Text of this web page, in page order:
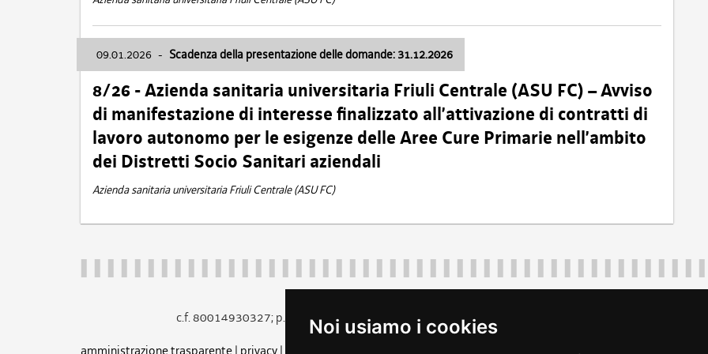
Noi usiamo i cookies
09.01.2026 - Scadenza della presentazione delle domande: 31.12.2026
8/26 - Azienda sanitaria universitaria Friuli Centrale (ASU FC) – Avviso
di manifestazione di interesse finalizzato all’attivazione di contratti di
lavoro autonomo per le esigenze delle Aree Cure Primarie nell’ambito
dei Distretti Socio Sanitari aziendali
Azienda sanitaria universitaria Friuli Centrale (ASU FC)
c.f. 80014930327; p.iva 00526040324
piazza Unità d'Italia 1 Trieste
amministrazione trasparente| privacy| dichiarazione di accessibilità